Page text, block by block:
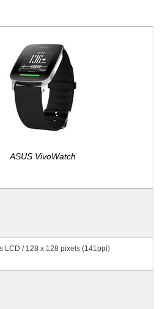
ASUS VivoWatch
LCD / 128 x 128 pixels (141ppi)